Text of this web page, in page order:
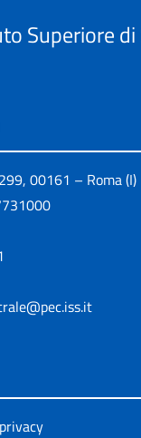
Superiore
00161 – Roma (I)